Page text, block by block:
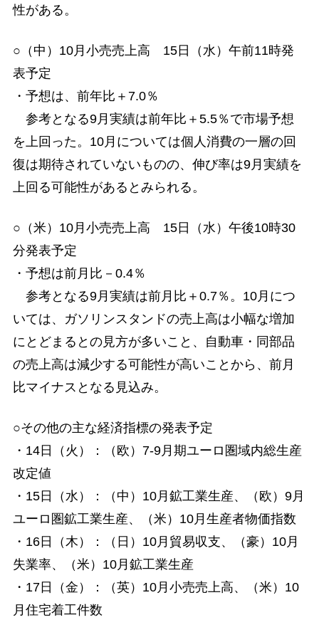
性がある。
○（中）10月小売売上高 15日（水）午前11時発
表予定
・予想は、前年比＋7.0％
参考となる9月実績は前年比＋5.5％で市場予想
を上回った。10月については個人消費の一層の回
復は期待されていないものの、伸び率は9月実績を
上回る可能性があるとみられる。
○（米）10月小売売上高 15日（水）午後10時30
分発表予定
・予想は前月比－0.4％
参考となる9月実績は前月比＋0.7％。10月につ
いては、ガソリンスタンドの売上高は小幅な増加
にとどまるとの見方が多いこと、自動車・同部品
の売上高は減少する可能性が高いことから、前月
比マイナスとなる見込み。
○その他の主な経済指標の発表予定
・14日（火）：（欧）7-9月期ユーロ圏域内総生産
改定値
・15日（水）：（中）10月鉱工業生産、（欧）9月
ユーロ圏鉱工業生産、（米）10月生産者物価指数
・16日（木）：（日）10月貿易収支、（豪）10月
失業率、（米）10月鉱工業生産
・17日（金）：（英）10月小売売上高、（米）10
月住宅着工件数